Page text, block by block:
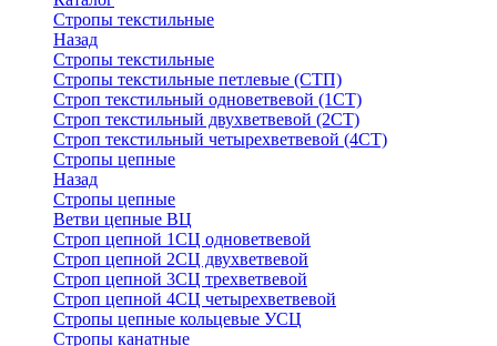
Стропы текстильные
Назад
Стропы текстильные
Стропы текстильные петлевые (СТП)
Строп текстильный одноветвевой (1СТ)
Строп текстильный двухветвевой (2СТ)
Строп текстильный четырехветвевой (4СТ)
Стропы цепные
Назад
Стропы цепные
Ветви цепные ВЦ
Строп цепной 1СЦ одноветвевой
Строп цепной 2СЦ двухветвевой
Строп цепной 3СЦ трехветвевой
Строп цепной 4СЦ четырехветвевой
Стропы цепные кольцевые УСЦ
Стропы канатные